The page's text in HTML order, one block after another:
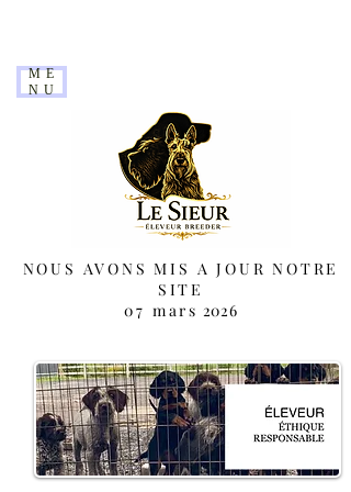
ME
NU
NOUS AVONS MIS A JOUR NOTRE
SITE
07 mars 2026